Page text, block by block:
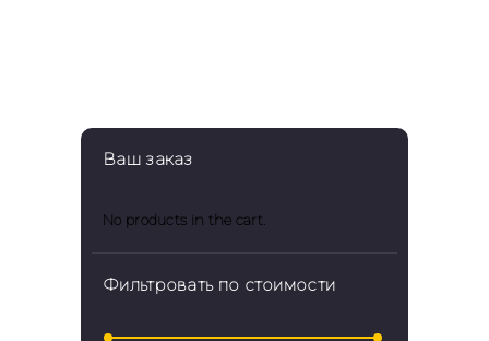
Ваш заказ
No products in the cart.
Фильтровать по стоимости